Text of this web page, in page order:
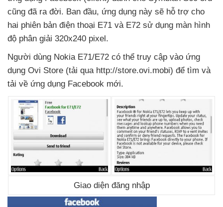
cũng đã ra đời. Ban đầu, ứng dụng này sẽ hỗ trợ cho
hai phiên bản điện thoại E71 và E72 sử dụng màn hình
độ phân giải 320x240 pixel.
Người dùng Nokia E71/E72 có thể truy cập vào ứng
dụng Ovi Store (tải qua http://store.ovi.mobi) để tìm và
tải về ứng dụng Facebook mới.
Giao diện đăng nhập